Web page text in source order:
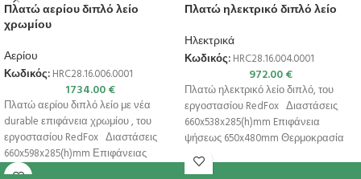
Πλατώ αερίου διπλό λείο
χρωμίου
Αερίου
Κωδικός: HRC28.16.006.0001
1734.00€
Πλατώ αερίου διπλό λείο με νέα
durable επιφάνεια χρωμίου , του
εργοστασίου RedFox Διαστάσεις
660x598x285(h)mm Επιφάνειας
ψήσεως 650x480mm Θερμοκρασία
Πλατώ ηλεκτρικό διπλό λείο
Ηλεκτρικά
Κωδικός: HRC28.16.004.0001
972.00€
Πλατώ ηλεκτρικό λείο διπλό, του
εργοστασίου RedFox Διαστάσεις
660x538x285(h)mm Eπιφάνεια
ψήσεως 650x480mm Θερμοκρασία
50ºC – 300ºC Ισχύς 6kW | 400V